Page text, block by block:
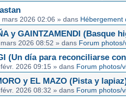
mars 2026 02:06 » dans Hébergement
y GAINTZAMENDI (Basque
2026 08:52 » dans Forum
(Un día para reconciliarse
2026 09:15 » dans Forum photos/
y EL MAZO (Pista y
2026 08:32 » dans Forum photos/